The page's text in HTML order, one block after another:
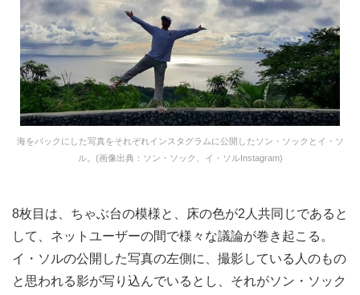
海をバックにした写真をそれぞれインスタグラムに公開したソン・ソックとイ・ソ
ル。(画像出典：ソン・ソック、イ・ソルInstagram)
8枚目は、ちゃぶ台の模様と、床の色が2人共同じであると
して、ネットユーザーの間で様々な議論が巻き起こる。
イ・ソルの公開した写真の左側に、撮影している人のもの
と思われる影が写り込んでいるとし、それがソン・ソック